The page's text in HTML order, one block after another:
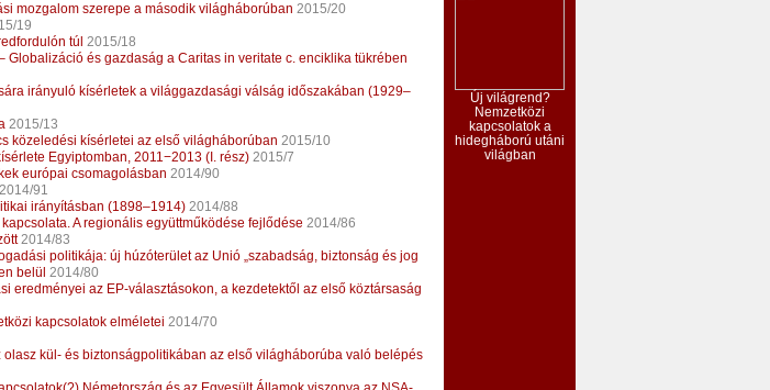
mozgalom szerepe a második világháborúban 2015/20
19
túl 2015/18
Globalizáció és gazdaság a Caritas in veritate c. enciklika tükrében
irányuló kísérletek a világgazdasági válság időszakában (1929–
2015/13
közeledési kísérletei az első világháborúban 2015/10
Egyiptomban, 2011−2013 (I. rész) 2015/7
európai csomagolásban 2014/90
2014/91
irányításban (1898–1914) 2014/88
A regionális együttműködése fejlődése 2014/86
2014/83
politikája: új húzóterület az Unió „szabadság, biztonság és jog
belül 2014/80
eredményei az EP-választásokon, a kezdetektől az első köztársaság
kapcsolatok elméletei 2014/70
kül- és biztonságpolitikában az első világháborúba való belépés
Új világrend?
Nemzetközi
kapcsolatok a
hidegháború utáni
világban